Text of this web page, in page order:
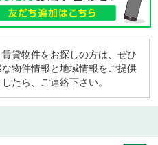
貸物件をお探しの方は、ぜひ
物件情報と地域情報をご提供
たら、ご連絡下さい。